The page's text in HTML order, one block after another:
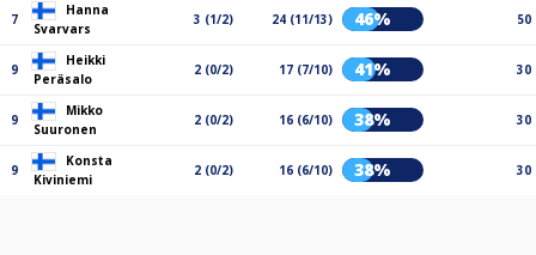
7
Hanna
Svarvars
3 (1/2) 24 (11/13) 46% 50
9
Heikki
Peräsalo
2 (0/2) 17 (7/10) 41% 30
9
Mikko
Suuronen
2 (0/2) 16 (6/10) 38% 30
9
Konsta
Kiviniemi
2 (0/2) 16 (6/10) 38% 30